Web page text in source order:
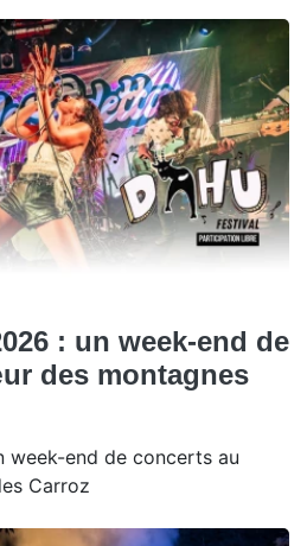
: un week-end de
des montagnes
week-end de concerts au
Carroz